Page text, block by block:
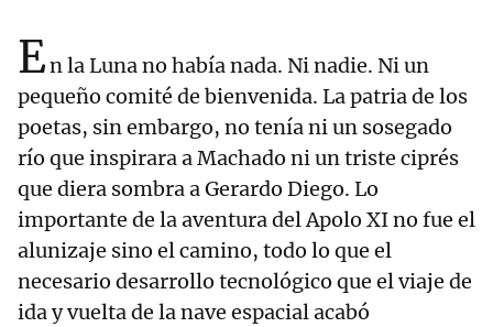
En la Luna no había nada. Ni nadie. Ni un
pequeño comité de bienvenida. La patria de los
poetas, sin embargo, no tenía ni un sosegado
río que inspirara a Machado ni un triste ciprés
que diera sombra a Gerardo Diego. Lo
importante de la aventura del Apolo XI no fue el
alunizaje sino el camino, todo lo que el
necesario desarrollo tecnológico que el viaje de
ida y vuelta de la nave espacial acabó